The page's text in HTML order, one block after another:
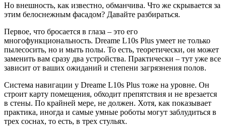
Но внешность, как известно, обманчива. Что же скрывается за
этим белоснежным фасадом? Давайте разбираться.
Первое, что бросается в глаза – это его
многофункциональность. Dreame L10s Plus умеет не только
пылесосить, но и мыть полы. То есть, теоретически, он может
заменить вам сразу два устройства. Практически – тут уже все
зависит от ваших ожиданий и степени загрязнения полов.
Система навигации у Dreame L10s Plus тоже на уровне. Он
строит карту помещения, обходит препятствия и не врезается
в стены. По крайней мере, не должен. Хотя, как показывает
практика, иногда и самые умные роботы могут заблудиться в
трех соснах, то есть, в трех стульях.